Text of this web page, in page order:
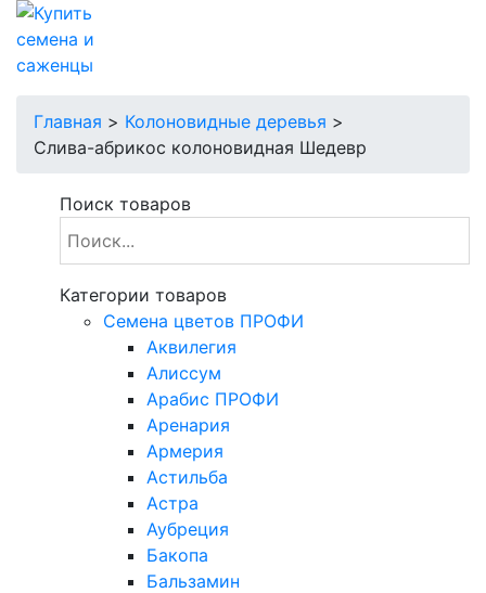
Главная > Колоновидные деревья >
Слива-абрикос колоновидная Шедевр
Поиск товаров
Категории товаров
Cемена цветов ПРОФИ
Аквилегия
Алиссум
Арабис ПРОФИ
Аренария
Армерия
Астильба
Астра
Аубреция
Бакопа
Бальзамин